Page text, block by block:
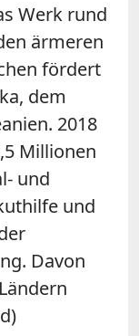
Werk rund
ärmeren
fördert
dem
2018
Millionen
und
und
Davon